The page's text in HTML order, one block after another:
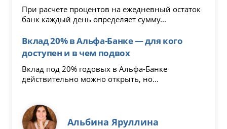
При расчете процентов на ежедневный остаток
банк каждый день определяет сумму...
Вклад 20% в Альфа-Банке — для кого
доступен и в чем подвох
Вклад под 20% годовых в Альфа-Банке
действительно можно открыть, но...
Альбина Яруллина